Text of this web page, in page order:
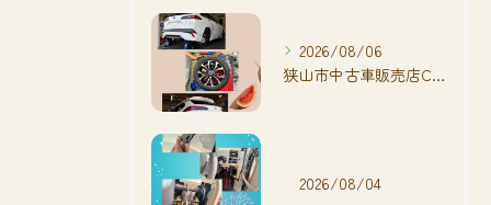
2026/08/06
狭山市中古車販売店CarShop FACT.🚗
2026/08/04